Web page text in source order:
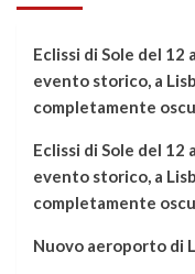
Eclissi di Sole del
evento storico, a
completamente
Eclissi di Sole del
evento storico, a
completamente
Nuovo aeroporto di